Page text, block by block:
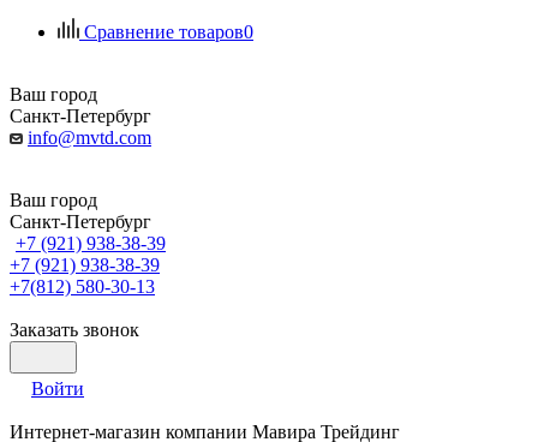
Сравнение товаров0
Ваш город
Санкт-Петербург
info@mvtd.com
Ваш город
Санкт-Петербург
+7 (921) 938-38-39
+7 (921) 938-38-39
+7(812) 580-30-13
Заказать звонок
Войти
Интернет-магазин компании Мавира Трейдинг